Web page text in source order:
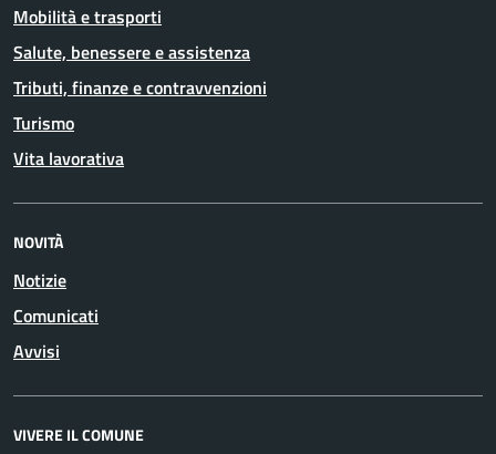
Mobilità e trasporti
Salute, benessere e assistenza
Tributi, finanze e contravvenzioni
Turismo
Vita lavorativa
NOVITÀ
Notizie
Comunicati
Avvisi
VIVERE IL COMUNE